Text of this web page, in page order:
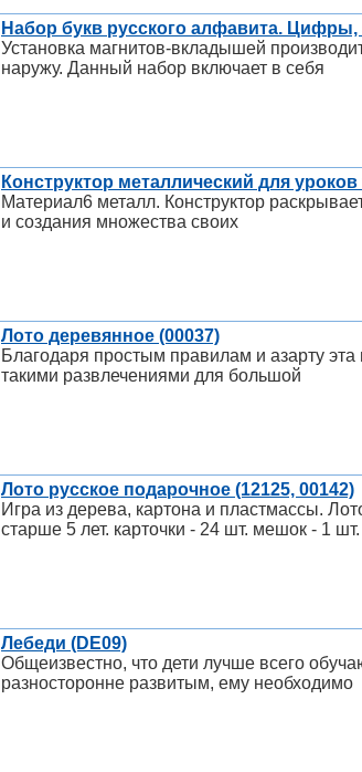
Набор букв русского алфавита. Цифры,
Установка магнитов-вкладышей
наружу. Данный набор включает в себя
Конструктор металлический для
Материал6 металл. Конструктор
и создания множества своих
Лото деревянное (00037)
Благодаря простым правилам и азарту
такими развлечениями для большой
Лото русское подарочное (12125, 00142)
Игра из дерева, картона и пластмассы.
старше 5 лет. карточки - 24 шт. мешок - 1 шт.
Лебеди (DE09)
Общеизвестно, что дети лучше всего
разносторонне развитым, ему необходимо